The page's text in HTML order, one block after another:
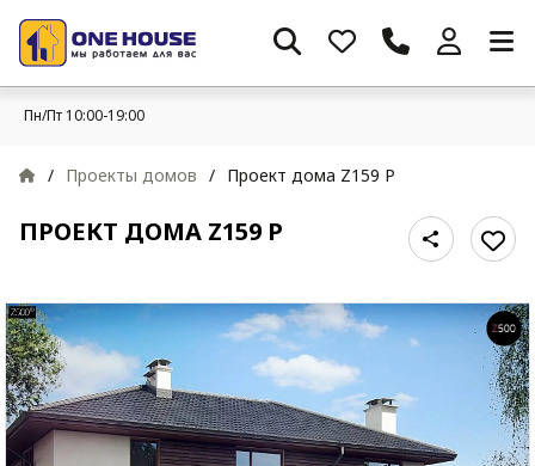
Пн/Пт 10:00-19:00
/ Проекты домов / Проект дома Z159 P
ПРОЕКТ ДОМА Z159 P